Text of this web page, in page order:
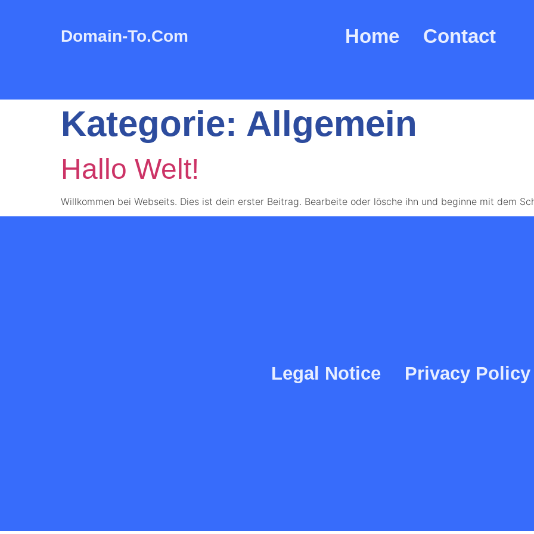
Domain-To.com Home Contact
Kategorie: Allgemein
Hallo Welt!
Willkommen bei Webseits. Dies ist dein erster Beitrag. Bearbeite oder lösche ihn und beginne mit dem
Legal Notice Privacy Policy